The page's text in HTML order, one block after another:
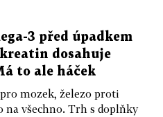
3 před úpadkem
dosahuje
to ale háček
mozek, železo proti
na všechno. Trh s doplňky